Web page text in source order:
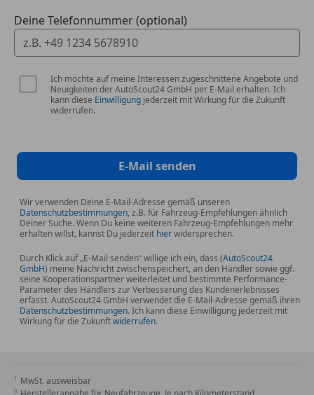
Deine Telefonnummer (optional)
Ich möchte auf meine Interessen zugeschnittene Angebote und
Neuigkeiten der AutoScout24 GmbH per E-Mail erhalten. Ich
kann diese Einwilligung jederzeit mit Wirkung für die Zukunft
widerrufen.
E-Mail senden
Wir verwenden Deine E-Mail-Adresse gemäß unseren
Datenschutzbestimmungen, z.B. für Fahrzeug-Empfehlungen ähnlich
Deiner Suche. Wenn Du keine weiteren Fahrzeug-Empfehlungen mehr
erhalten willst, kannst Du jederzeit hierwidersprechen.
Durch Klick auf „E-Mail senden“ willige ich ein, dass (AutoScout24
GmbH) meine Nachricht zwischenspeichert, an den Händler sowie ggf.
seine Kooperationspartner weiterleitet und bestimmte Performance-
Parameter des Händlers zur Verbesserung des Kundenerlebnisses
erfasst. AutoScout24 GmbH verwendet die E-Mail-Adresse gemäß ihren
Datenschutzbestimmungen. Ich kann diese Einwilligung jederzeit mit
Wirkung für die Zukunftwiderrufen.
MwSt. ausweisbar